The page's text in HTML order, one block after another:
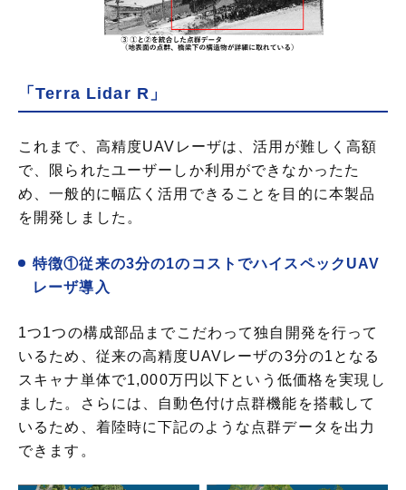
「Terra Lidar R」
これまで、高精度UAVレーザは、活用が難しく高額
で、限られたユーザーしか利用ができなかったた
め、一般的に幅広く活用できることを目的に本製品
を開発しました。
特徴①従来の3分の1のコストでハイスペックUAV
レーザ導入
1つ1つの構成部品までこだわって独自開発を行って
いるため、従来の高精度UAVレーザの3分の1となる
スキャナ単体で1,000万円以下という低価格を実現し
ました。さらには、自動色付け点群機能を搭載して
いるため、着陸時に下記のような点群データを出力
できます。